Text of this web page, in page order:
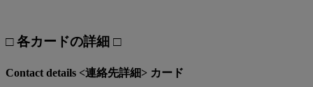
□ 各カードの詳細 □
Contact details <連絡先詳細> カード